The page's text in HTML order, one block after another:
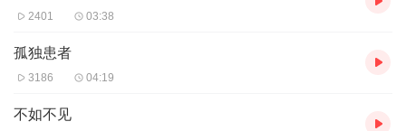
2401 03:38
孤独患者
3186 04:19
不如不见